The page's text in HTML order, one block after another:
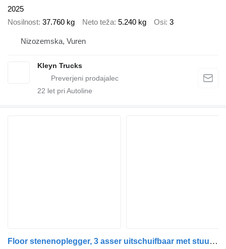
2025
Nosilnost 37.760 kg Neto teža 5.240 kg Osi 3
Nizozemska, Vuren
Kleyn Trucks
22 let pri Autoline
Floor stenenoplegger, 3 asser uitschuifbaar met stuuras en liftas